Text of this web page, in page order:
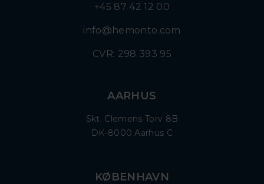
+45 87 42 12 00
info@hemonto.com
CVR: 298 393 95
AARHUS
Skt. Clemens Torv 8B
DK-8000 Aarhus C
KØBENHAVN